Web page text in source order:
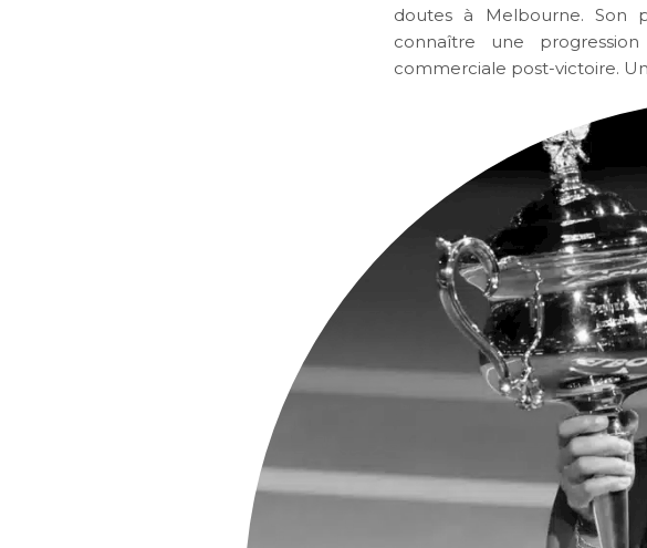
doutes à Melbourne. Son
connaître une
commerciale post-victoire.